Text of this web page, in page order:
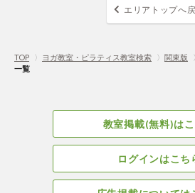
エリアトップへ
TOP 〉 ヨガ教室・ピラティス教室検索 〉 関東版
一覧
教室掲載(無料)は
ログインはこち